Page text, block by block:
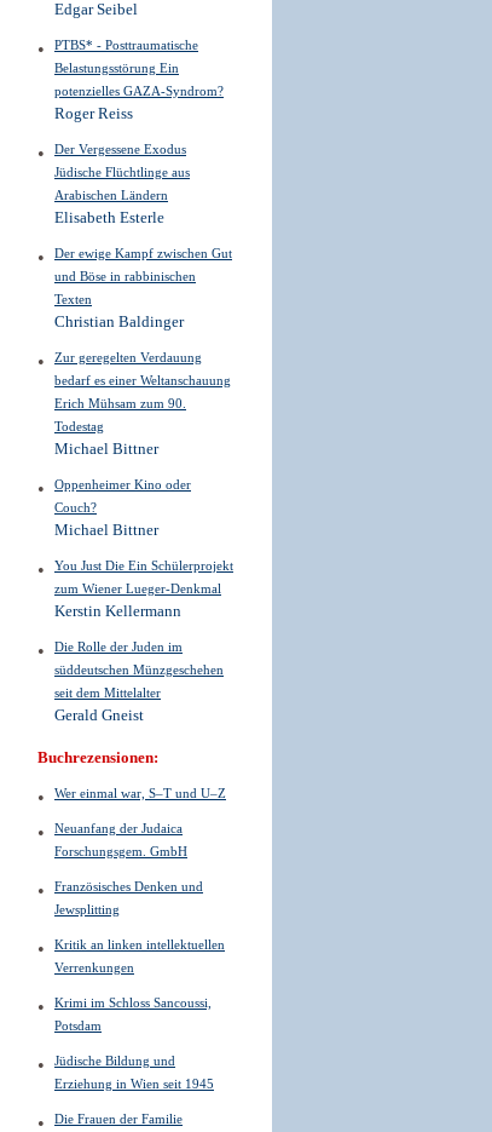
Edgar Seibel
PTBS* - Posttraumatische
Belastungsstörung Ein
potenzielles GAZA-Syndrom?
Roger Reiss
Der Vergessene Exodus
Jüdische Flüchtlinge aus
Arabischen Ländern
Elisabeth Esterle
Der ewige Kampf zwischen Gut
und Böse in rabbinischen
Texten
Christian Baldinger
Zur geregelten Verdauung
bedarf es einer Weltanschauung
Erich Mühsam zum 90.
Todestag
Michael Bittner
Oppenheimer Kino oder
Couch?
Michael Bittner
You Just Die Ein Schülerprojekt
zum Wiener Lueger-Denkmal
Kerstin Kellermann
Die Rolle der Juden im
süddeutschen Münzgeschehen
seit dem Mittelalter
Gerald Gneist
Buchrezensionen:
Wer einmal war, S–T und U–Z
Neuanfang der Judaica
Forschungsgem. GmbH
Französisches Denken und
Jewsplitting
Kritik an linken intellektuellen
Verrenkungen
Krimi im Schloss Sancoussi,
Potsdam
Jüdische Bildung und
Erziehung in Wien seit 1945
Die Frauen der Familie